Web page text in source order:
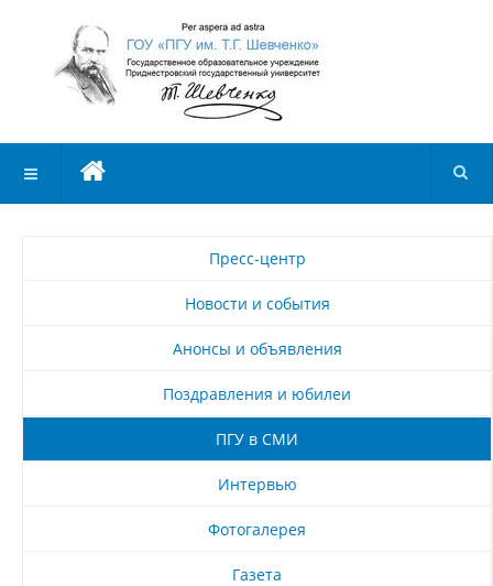
Пресс-центр
Новости и события
Анонсы и объявления
Поздравления и юбилеи
ПГУ в СМИ
Интервью
Фотогалерея
Газета